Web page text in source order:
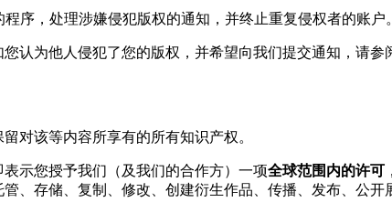
序，处理涉嫌侵犯版权的通知，并终止重复侵权者的账户。
认为他人侵犯了您的版权，并希望向我们提交通知，请参
对该等内容所享有的所有知识产权。
示您授予我们（及我们的合作方）一项全球范围内的许可
、存储、复制、修改、创建衍生作品、传播、发布、公开